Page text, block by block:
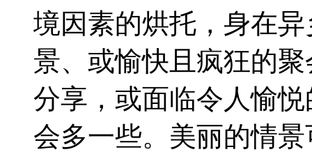
境因素的烘托，身在
景、或愉快且疯狂的
分享，或面临令人愉
会多一些。美丽的情